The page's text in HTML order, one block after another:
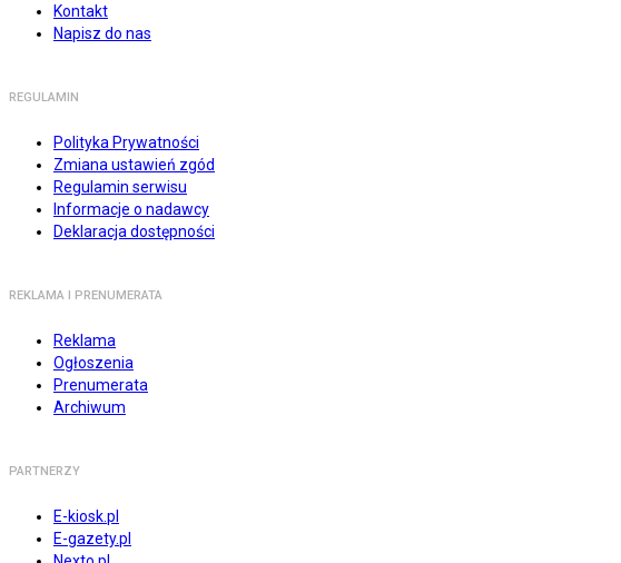
Kontakt
Napisz do nas
REGULAMIN
Polityka Prywatności
Zmiana ustawień zgód
Regulamin serwisu
Informacje o nadawcy
Deklaracja dostępności
REKLAMA I PRENUMERATA
Reklama
Ogłoszenia
Prenumerata
Archiwum
PARTNERZY
E-kiosk.pl
E-gazety.pl